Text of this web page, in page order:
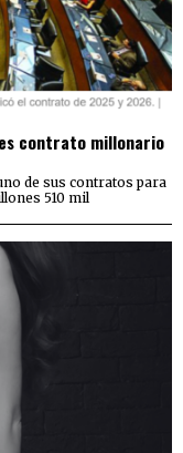
contrato millonario
de sus contratos para
510 mil